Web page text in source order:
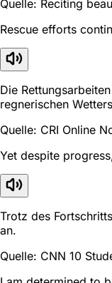
Quelle: Reciting
Rescue efforts
Die
regnerischen
Quelle: CRI Online
Yet despite
Trotz des
an.
Quelle: CNN 10